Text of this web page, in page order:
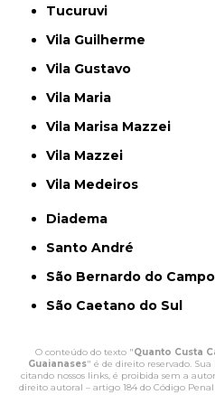
Tucuruvi
Vila Guilherme
Vila Gustavo
Vila Maria
Vila Marisa Mazzei
Vila Mazzei
Vila Medeiros
Diadema
Santo André
São Bernardo do Campo
São Caetano do Sul
O conteúdo do texto "Quanto Custa
Guaianases" é de direito reservado.
citando nossos links, é proibida sem a
direito autoral – artigo 184 do Código Penal